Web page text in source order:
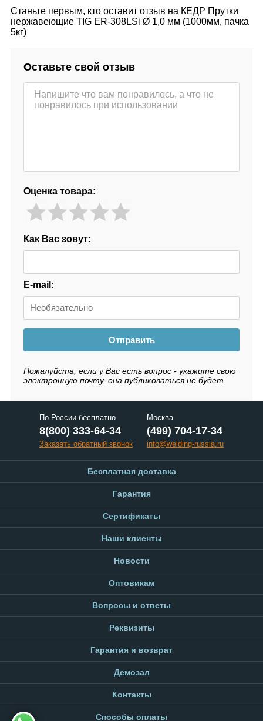
Станьте первым, кто оставит отзыв на КЕДР Прутки
нержавеющие TIG ER-308LSi Ø 1,0 мм (1000мм, пачка
5кг)
Оставьте свой отзыв
Оценка товара:
Как Вас зовут:
E-mail:
Отправить
Пожалуйста, если у Вас есть вопрос - укажите свою
электронную почту, она публиковаться не будет.
По России бесплатно
8(800) 333-64-34
Заказать обратный звонок
Москва
(499) 704-17-34
info@welding-russia.ru
Бесплатная доставка
Гарантия
Сертификаты
Наши клиенты
Новости
Оптовикам
Вопросы и ответы
Реквизиты
Гарантия и возврат
Демозал
Контакты
Способы оплаты